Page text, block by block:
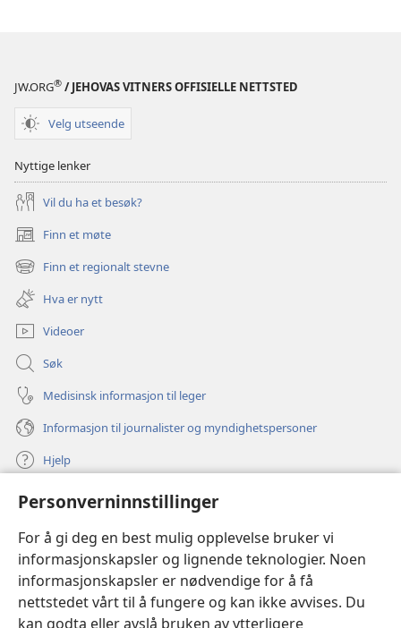
Personverninnstillinger
For å gi deg en best mulig opplevelse bruker vi
informasjonskapsler og lignende teknologier. Noen
informasjonskapsler er nødvendige for å få
nettstedet vårt til å fungere og kan ikke avvises. Du
kan godta eller avslå bruken av ytterligere
JW.ORG® / JEHOVAS VITNERS OFFISIELLE NETTSTED
Velg utseende
Nyttige lenker
Vil du ha et besøk?
Finn et møte
(åpner
nytt
vindu)
Finn et regionalt stevne
(åpner
nytt
vindu)
Hva er nytt
Videoer
Søk
Medisinsk informasjon til leger
Informasjon til journalister og myndighetspersoner
Hjelp
Bidrag
(åpner
nytt
vindu)Watchtower ONLINE LIBRARY™
(åpner
nytt
vindu) JW Hub ®
(åpner
nytt